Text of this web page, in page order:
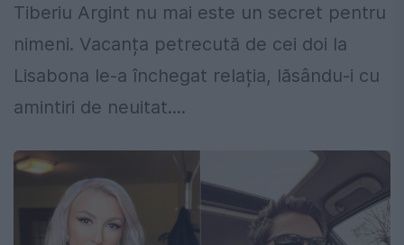
Tiberiu Argint nu mai este un secret pentru
nimeni. Vacanța petrecută de cei doi la
Lisabona le-a închegat relația, lăsându-i cu
amintiri de neuitat....